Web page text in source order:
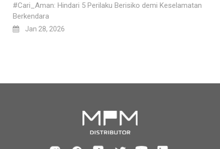
#Cari_Aman: Hindari 5 Perilaku Berisiko demi Keselamatan
Berkendara
Jan 28, 2026